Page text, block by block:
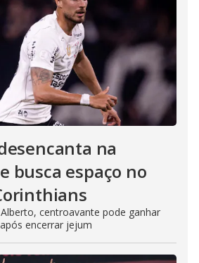
na
busca espaço no
centroavante pode ganhar
encerrar jejum